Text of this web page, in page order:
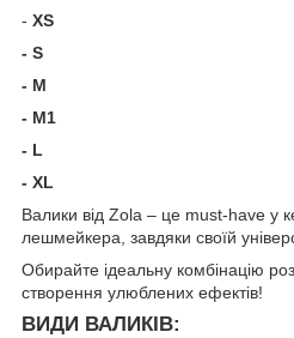
- XS
- S
- M
- M1
- L
- XL
Валики від Zola – це must-have у
лешмейкера, завдяки своїй
Обирайте ідеальну комбінацію
створення улюблених ефектів!
ВИДИ ВАЛИКІВ: